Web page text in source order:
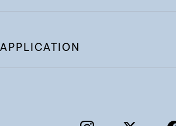
APPLICATION